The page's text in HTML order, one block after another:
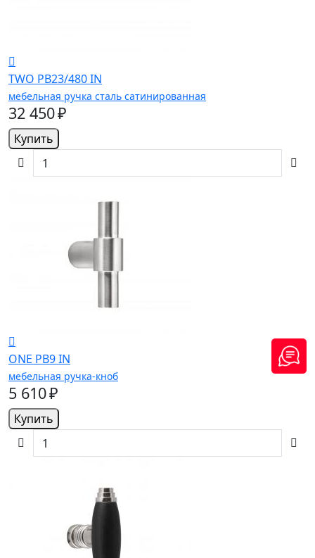
TWO PB23/480 IN
мебельная ручка сталь сатинированная
32 450 ₽
Купить
ONE PB9 IN
мебельная ручка-кноб
5 610 ₽
Купить